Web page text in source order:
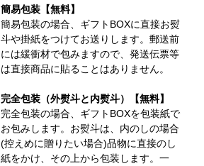
簡易包装【無料】
簡易包装の場合、ギフトBOXに直接お熨
斗や掛紙をつけてお送りします。郵送前
には緩衝材で包みますので、発送伝票等
は直接商品に貼ることはありません。
完全包装（外熨斗と内熨斗）【無料】
完全包装の場合、ギフトBOXを包装紙で
お包みします。お熨斗は、内のしの場合
(控えめに贈りたい場合)品物に直接のし
紙をかけ、その上から包装します。一